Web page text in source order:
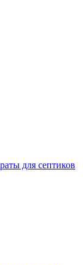
для септиков